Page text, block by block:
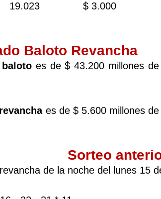
19.023 $ 3.000
Baloto Revancha
balotoes de $ 43.200 millones de
revanchaes de $ 5.600 millones de
Sorteo
de la noche del lunes 15